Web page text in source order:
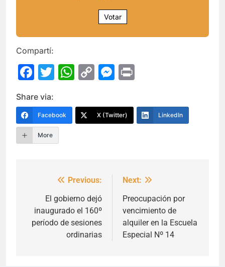
Votar
Compartí:
Facebook
Twitter
WhatsApp
CopyMessenger
Share via:
Facebook X (Twitter) LinkedIn
More
Navegación
entradas
Previous:
El gobierno dejó
inaugurado el 160º
período de sesiones
ordinarias
Next:
Preocupación por
vencimiento de
alquiler en la Escuela
Especial Nº 14